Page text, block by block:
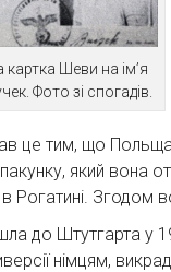
картка Шеви на ім’я
Фото зі спогадів.
це тим, що Польща
який вона
Рогатині. Згодом
до Штутгарта у
німцям,